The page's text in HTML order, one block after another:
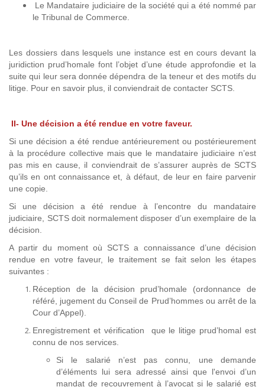
Le Mandataire judiciaire de la société qui a été nommé par
le Tribunal de Commerce.
Les dossiers dans lesquels une instance est en cours devant la
juridiction prud’homale font l’objet d’une étude approfondie et la
suite qui leur sera donnée dépendra de la teneur et des motifs du
litige. Pour en savoir plus, il conviendrait de contacter SCTS.
II- Une décision a été rendue en votre faveur.
Si une décision a été rendue antérieurement ou postérieurement
à la procédure collective mais que le mandataire judiciaire n’est
pas mis en cause, il conviendrait de s’assurer auprès de SCTS
qu’ils en ont connaissance et, à défaut, de leur en faire parvenir
une copie.
Si une décision a été rendue à l’encontre du mandataire
judiciaire, SCTS doit normalement disposer d’un exemplaire de la
décision.
A partir du moment où SCTS a connaissance d’une décision
rendue en votre faveur, le traitement se fait selon les étapes
suivantes :
Réception de la décision prud’homale (ordonnance de
référé, jugement du Conseil de Prud’hommes ou arrêt de la
Cour d’Appel).
Enregistrement et vérification que le litige prud’homal est
connu de nos services.
Si le salarié n’est pas connu, une demande
d’éléments lui sera adressé ainsi que l'envoi d’un
mandat de recouvrement à l’avocat si le salarié est